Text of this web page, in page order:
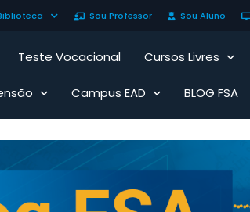
Sou Professor Sou Aluno
Teste Vocacional Cursos Livres
Campus EAD BLOG FSA